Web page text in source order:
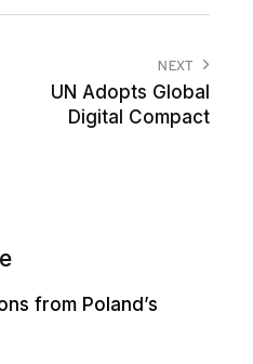
NEXT
UN Adopts Global
Digital Compact
from Poland’s